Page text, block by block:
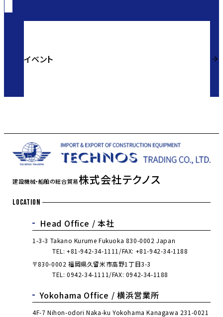
イベント
建設機械・船舶の総合貿易株式会社テクノス
LOCATION
Head Office /本社
1-3-3 Takano Kurume Fukuoka 830-0002 Japan
TEL: +81-942-34-1111 FAX: +81-942-34-1188
〒830-0002 福岡県久留米市高野1丁目3-3
TEL: 0942-34-1111 FAX: 0942-34-1188
Yokohama Office /横浜営業所
4F-7 Nihon-odori Naka-ku Yokohama Kanagawa 231-0021